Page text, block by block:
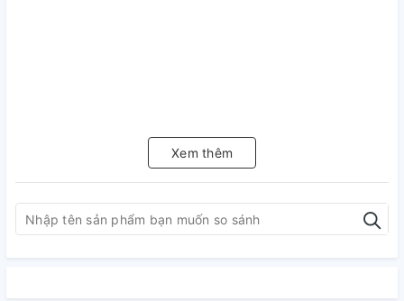
Xem thêm